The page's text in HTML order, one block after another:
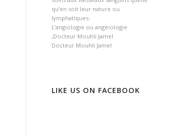
qu’en soit leur nature ou
lymphatiques.
L’angiologie ou angéiologie
,Docteur Mouhli Jamel
Docteur Mouhli Jamel
LIKE US ON FACEBOOK